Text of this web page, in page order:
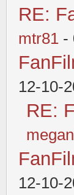
RE:
mtr81 -
12-10-
RE:
12-10-